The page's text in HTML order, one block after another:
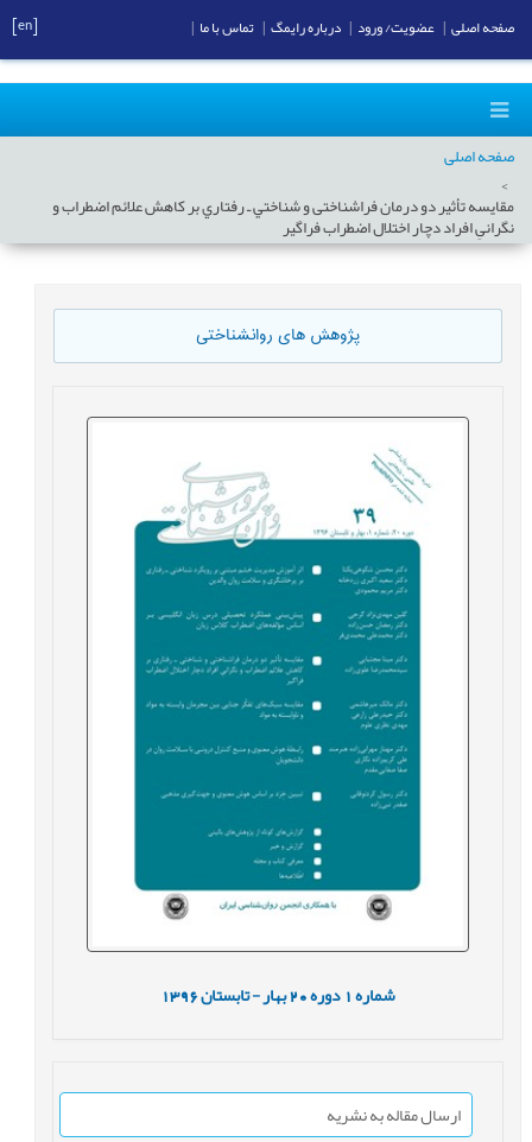
صفحه اصلی
مقايسه تأثیر دو درمان فراشناختی و شناختي ـ رفتاري بر كاهش علائم اضطراب و
نگرانیِ افراد دچار اختلال اضطراب فراگیر
پژوهش های روانشناختی
شماره1 دوره20 بهار - تابستان1396
ارسال مقاله به نشریه
صفحه اصلی عضویت/ ورود درباره رایمگ تماس با ما